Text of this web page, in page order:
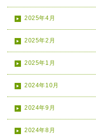
2025年4月
2025年2月
2025年1月
2024年10月
2024年9月
2024年8月